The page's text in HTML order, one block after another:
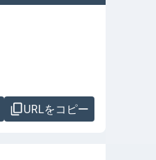
URLをコピー